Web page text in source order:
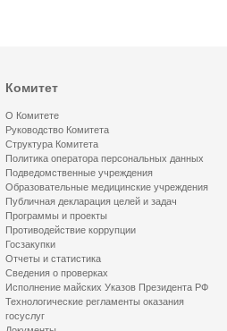
Комитет
О Комитете
Руководство Комитета
Структура Комитета
Политика оператора персональных данных
Подведомственные учреждения
Образовательные медицинские учреждения
Публичная декларация целей и задач
Программы и проекты
Противодействие коррупции
Госзакупки
Отчеты и статистика
Сведения о проверках
Исполнение майских Указов Президента РФ
Технологические регламенты оказания
госуслуг